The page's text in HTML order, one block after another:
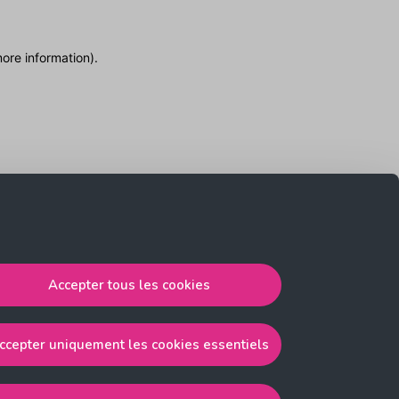
Accepter tous les cookies
uniquement les cookies essentiels
information).